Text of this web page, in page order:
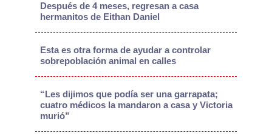
Después de 4 meses, regresan a casa
hermanitos de Eithan Daniel
Esta es otra forma de ayudar a controlar
sobrepoblación animal en calles
“Les dijimos que podía ser una garrapata;
cuatro médicos la mandaron a casa y Victoria
murió”